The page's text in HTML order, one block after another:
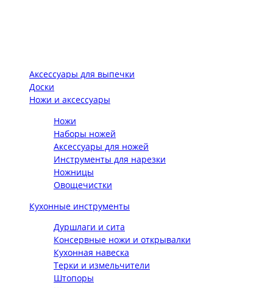
Аксессуары для выпечки
Доски
Ножи и аксессуары
Ножи
Наборы ножей
Аксессуары для ножей
Инструменты для нарезки
Ножницы
Овощечистки
Кухонные инструменты
Дуршлаги и сита
Консервные ножи и открывалки
Кухонная навеска
Терки и измельчители
Штопоры